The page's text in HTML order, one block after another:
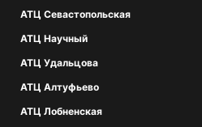
АТЦ Севастопольская
АТЦ Научный
АТЦ Удальцова
АТЦ Алтуфьево
АТЦ Лобненская